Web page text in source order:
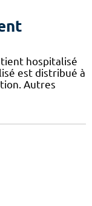
hospitalisé
est distribué à
Autres